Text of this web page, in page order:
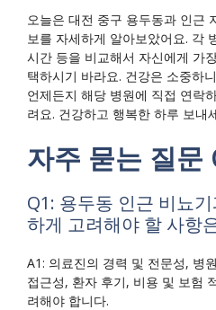
오늘은 대전 중구 용두동과 인근
보를 자세하게 알아보았어요. 각
시간 등을 비교해서 자신에게 가
택하시기 바라요. 건강은 소중하
언제든지 해당 병원에 직접 연락
려요. 건강하고 행복한 하루 보내
자주 묻는 질문
Q1: 용두동 인근 비뇨
하게 고려해야 할 사항
A1: 의료진의 경력 및 전문성, 병
접근성, 환자 후기, 비용 및 보험
려해야 합니다.